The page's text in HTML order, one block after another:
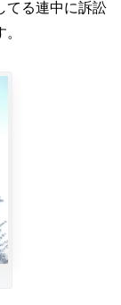
てる連中に訴訟